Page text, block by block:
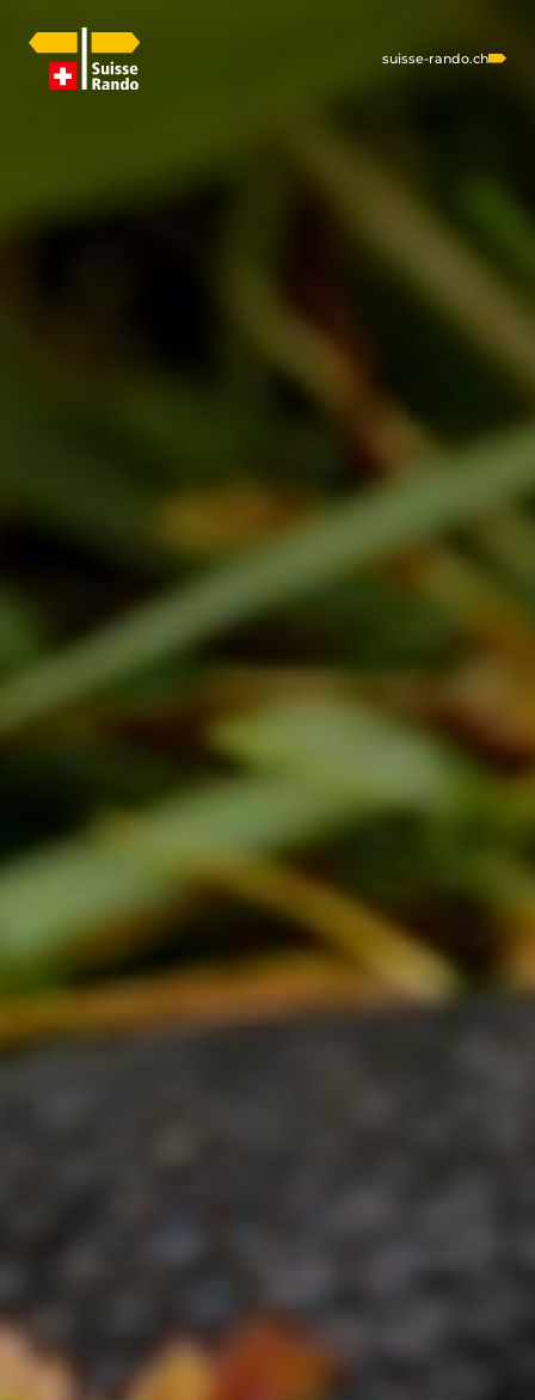
suisse-rando.ch